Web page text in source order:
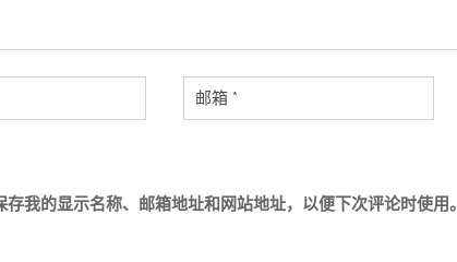
存我的显示名称、邮箱地址和网站地址，以便下次评论时使用。